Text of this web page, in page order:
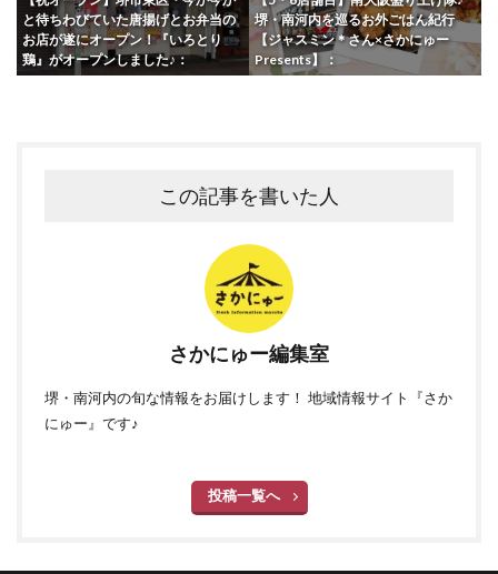
と待ちわびていた唐揚げとお弁当の
お店が遂にオープン！『いろとり
鶏』がオープンしました♪：
堺・南河内を巡るお外ごはん紀行
【ジャスミン＊さん×さかにゅー
Presents】：
この記事を書いた人
さかにゅー編集室
堺・南河内の旬な情報をお届けします！ 地域情報サイト『さか
にゅー』です♪
投稿一覧へ